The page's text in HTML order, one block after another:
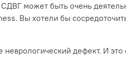
СДВГ может быть очень
Вы хотели бы
дефект. И это